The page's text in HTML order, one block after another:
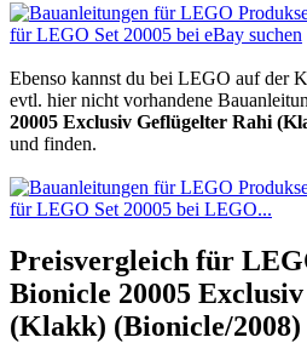
für LEGO Set 20005 bei eBay suchen
Ebenso kannst du bei LEGO auf der
evtl. hier nicht vorhandene
20005 Exclusiv Geflügelter Rahi
und finden.
für LEGO Set 20005 bei LEGO...
Preisvergleich für
Bionicle 20005
(Klakk) (Bionicle/2008)